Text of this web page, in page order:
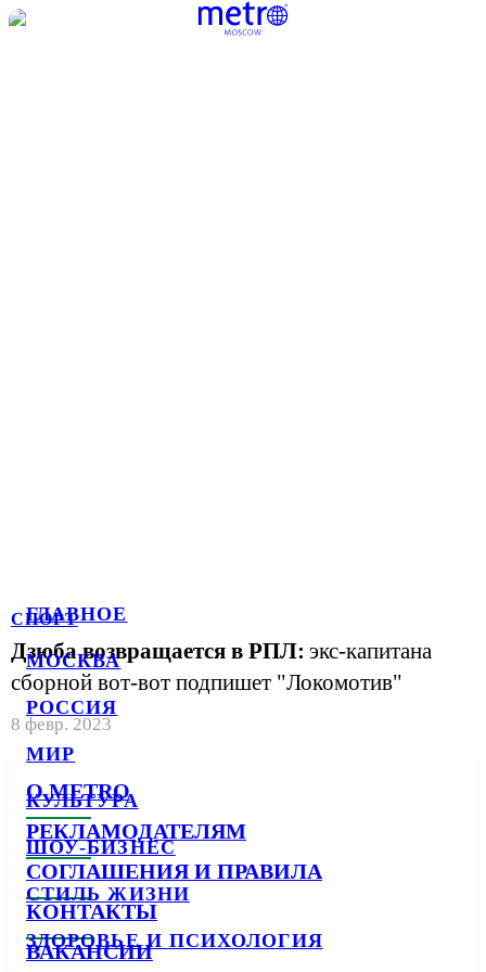
ГЛАВНОЕ
МОСКВА
РОССИЯ
МИР
КУЛЬТУРА
ШОУ-БИЗНЕС
СТИЛЬ ЖИЗНИ
ЗДОРОВЬЕ И ПСИХОЛОГИЯ
СПОРТ
Дзюба возвращается в РПЛ: экс-капитана
сборной вот-вот подпишет "Локомотив"
8 февр. 2023
О METRO
РЕКЛАМОДАТЕЛЯМ
СОГЛАШЕНИЯ И ПРАВИЛА
КОНТАКТЫ
ВАКАНСИИ